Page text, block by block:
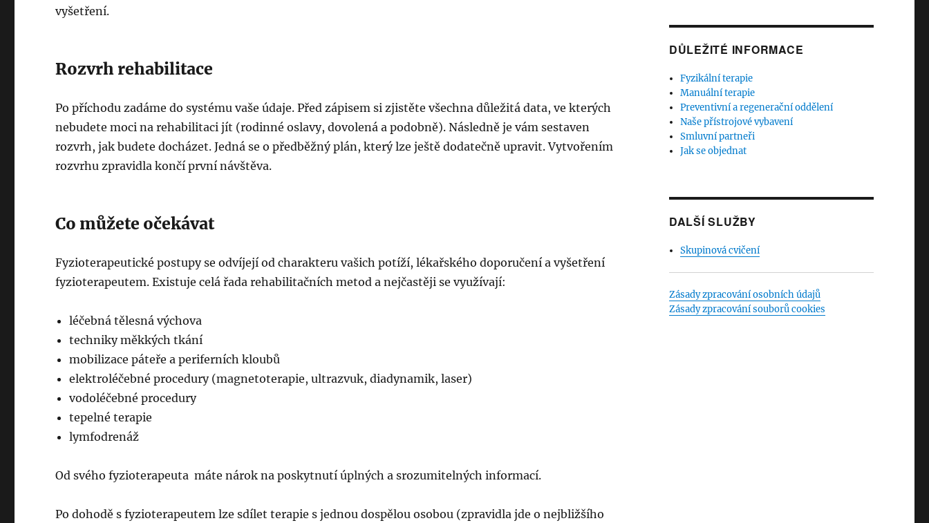
vyšetření.
Rozvrh rehabilitace
Po příchodu zadáme do systému vaše údaje. Před zápisem si zjistěte všechna důležitá data, ve kterých
nebudete moci na rehabilitaci jít (rodinné oslavy, dovolená a podobně). Následně je vám sestaven
rozvrh, jak budete docházet. Jedná se o předběžný plán, který lze ještě dodatečně upravit. Vytvořením
rozvrhu zpravidla končí první návštěva.
Co můžete očekávat
Fyzioterapeutické postupy se odvíjejí od charakteru vašich potíží, lékařského doporučení a vyšetření
fyzioterapeutem. Existuje celá řada rehabilitačních metod a nejčastěji se využívají:
léčebná tělesná výchova
techniky měkkých tkání
mobilizace páteře a periferních kloubů
elektroléčebné procedury (magnetoterapie, ultrazvuk, diadynamik, laser)
vodoléčebné procedury
tepelné terapie
lymfodrenáž
Od svého fyzioterapeuta máte nárok na poskytnutí úplných a srozumitelných informací.
Po dohodě s fyzioterapeutem lze sdílet terapie s jednou dospělou osobou (zpravidla jde o nejbližšího
DŮLEŽITÉ INFORMACE
Fyzikální terapie
Manuální terapie
Preventivní a regenerační oddělení
Naše přístrojové vybavení
Smluvní partneři
Jak se objednat
DALŠÍ SLUŽBY
Skupinová cvičení
Zásady zpracování osobních údajů
Zásady zpracování souborů cookies